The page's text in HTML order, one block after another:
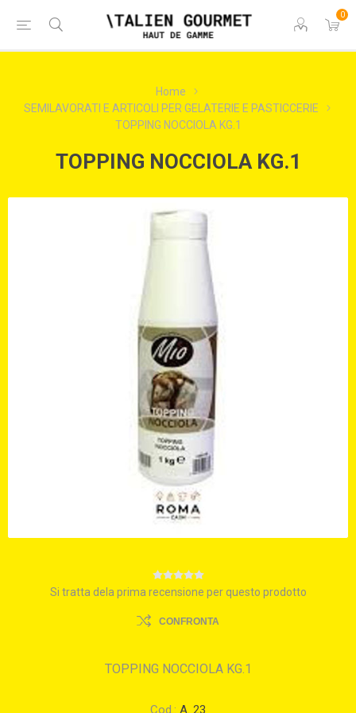
0
Home
SEMILAVORATI E ARTICOLI PER GELATERIE E PASTICCERIE
TOPPING NOCCIOLA KG.1
TOPPING NOCCIOLA KG.1
Si tratta dela prima recensione per questo prodotto
CONFRONTA
TOPPING NOCCIOLA KG.1
Cod.: A. 23